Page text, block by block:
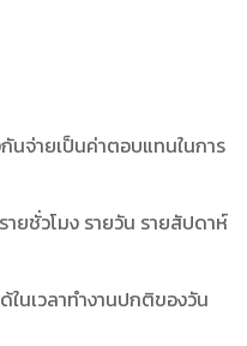
นจ่ายเป็นค่าตอบแทนในการ
ายชั่วโมง รายวัน รายสัปดาห์
นเวลาทำงานปกติของวัน